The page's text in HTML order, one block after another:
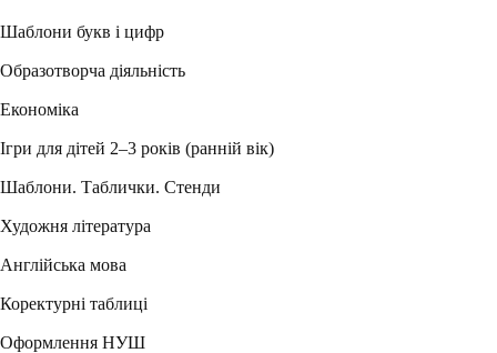
Шаблони букв і цифр
Образотворча діяльність
Економіка
Ігри для дітей 2–3 років (ранній вік)
Шаблони. Таблички. Стенди
Художня література
Англійська мова
Коректурні таблиці
Оформлення НУШ